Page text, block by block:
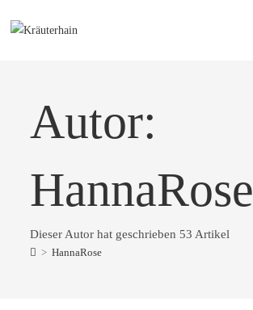
Autor:
HannaRose
Dieser Autor hat geschrieben 53 Artikel
> HannaRose